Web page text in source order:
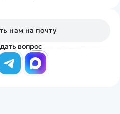
нам на почту
вопрос